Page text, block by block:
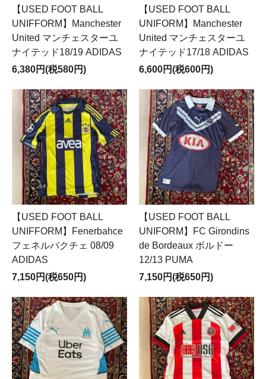
【USED FOOT BALL
UNIFFORM】Manchester
United マンチェスターユ
ナイテッド18/19 ADIDAS
6,380円(税580円)
【USED FOOT BALL
UNIFORM】Manchester
United マンチェスターユ
ナイテッド17/18 ADIDAS
6,600円(税600円)
【USED FOOT BALL
UNIFFORM】Fenerbahce
フェネルバクチェ 08/09
ADIDAS
7,150円(税650円)
【USED FOOT BALL
UNIFORM】FC Girondins
de Bordeaux ボルドー
12/13 PUMA
7,150円(税650円)